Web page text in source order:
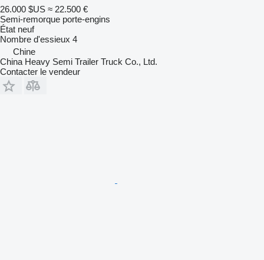
26.000 $US ≈ 22.500 €
Semi-remorque porte-engins
État neuf
Nombre d'essieux 4
Chine
China Heavy Semi Trailer Truck Co., Ltd.
Contacter le vendeur